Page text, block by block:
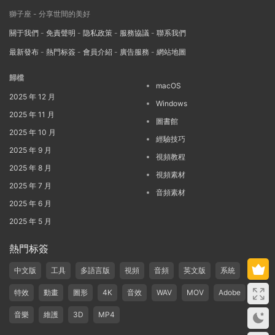
獅子座 - 分享世間的美好
關于我們 - 免責聲明 - 隐私政策 - 服務協議 - 聯系我們
最新發布 - 熱門标簽 - 會員介紹 - 廣告服務 - 網站地圖
歸檔
2025 年 12 月
2025 年 11 月
2025 年 10 月
2025 年 9 月
2025 年 8 月
2025 年 7 月
2025 年 6 月
2025 年 5 月
macOS
Windows
圖書館
經驗技巧
視頻教程
視頻素材
音頻素材
熱門标簽
中文版 工具 多語言版 視頻 音頻 英文版 系統
特效 動畫 圖形 4K 音效 WAV MOV Adobe
音樂 維護 3D MP4